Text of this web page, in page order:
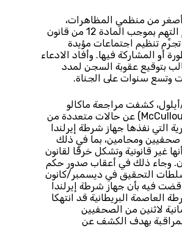
من منظمي المظاهرات،
ووجهت إليهم التهم بموجب المادة 12 من قانون
تجرِّم تنظيم اجتماعات مؤيدة
أو المشاركة فيها. وأفاد الادعاء
بتوقيع عقوبة السجن لمدد
وتسع سنوات على الجناة.
كشفت مراجعة ماكالو
(McCullough Review) عن حالات متعددة من
التي نفذها جهاز شرطة إيرلندا
صحفيين ومحامين، بما في ذلك
غير قانونية وتشكل خرقًا لقانون
وجاء ذلك في أعقاب صدور حكم
التحقيق في ديسمبر/كانون
2024، قضت فيه بأن جهاز شرطة إيرلندا
العاصمة البريطانية قد انتهكا
لاثنين من الصحفيين
بهدف الكشف عن